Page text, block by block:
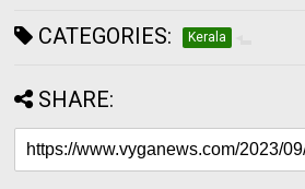
CATEGORIES: Kerala
SHARE: